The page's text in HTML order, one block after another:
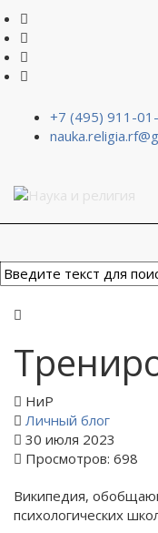
+7 (495) 911-
НиР
Личный блог
30 июля 2023
Просмотров: 698
Википедия,
психологических